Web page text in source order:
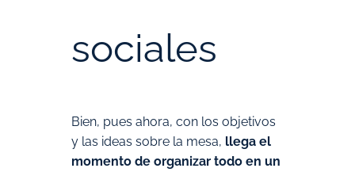
sociales
Bien, pues ahora, con los objetivos
y las ideas sobre la mesa, llega el
momento de organizar todo en un